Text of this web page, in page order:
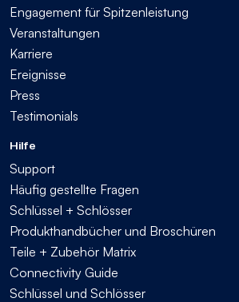
Engagement für Spitzenleistung
Veranstaltungen
Karriere
Ereignisse
Press
Testimonials
Hilfe
Support
Häufig gestellte Fragen
Schlüssel + Schlösser
Produkthandbücher und Broschüren
Teile + Zubehör Matrix
Connectivity Guide
Schlüssel und Schlösser